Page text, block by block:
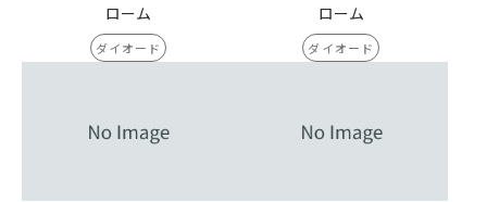
ローム
ダイオード
ローム
ダイオード